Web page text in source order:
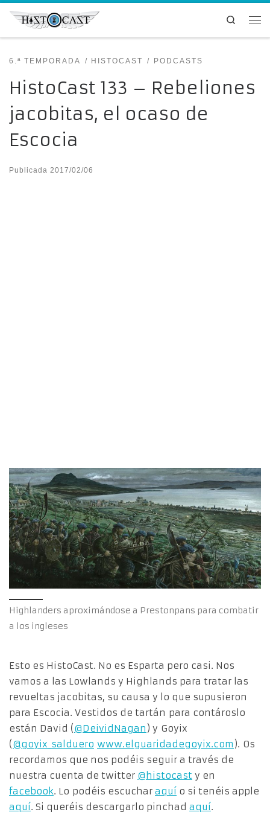
Saltar al contenido
Search
6.ª TEMPORADA HISTOCAST PODCASTS
HistoCast 133 – Rebeliones
jacobitas, el ocaso de
Escocia
Publicada 2017/02/06
Highlanders aproximándose a Prestonpans para combatir
a los ingleses
Esto es HistoCast. No es Esparta pero casi. Nos
vamos a las Lowlands y Highlands para tratar las
revueltas jacobitas, su causa y lo que supusieron
para Escocia. Vestidos de tartán para contároslo
están David (@DeividNagan ) y Goyix
(@goyix_salduero www.elguaridadegoyix.com ). Os
recordamos que nos podéis seguir a través de
nuestra cuenta de twitter @histocast y en
facebook. Lo podéis escuchar aquí o si tenéis apple
aquí. Si queréis descargarlo pinchad aquí.